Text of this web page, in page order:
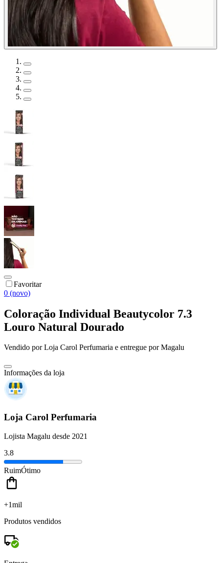
Favoritar
0 (novo)
Coloração Individual Beautycolor 7.3
Louro Natural Dourado
Vendido porLoja Carol Perfumaria e entregue por Magalu
Informações da loja
Loja Carol Perfumaria
Lojista Magalu desde 2021
3.8
RuimÓtimo
+1mil
Produtos vendidos